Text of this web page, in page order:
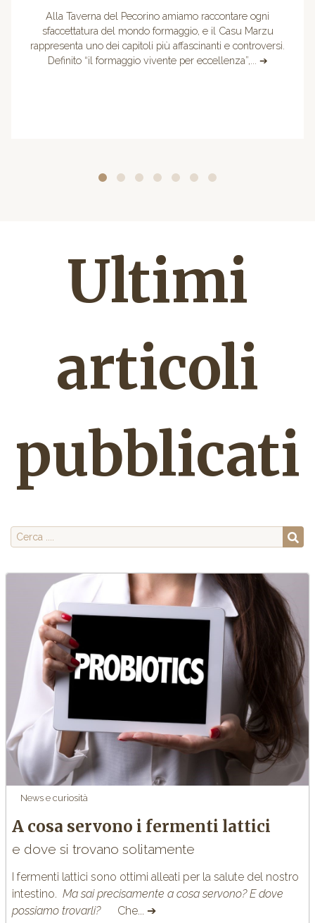
Alla Taverna del Pecorino amiamo raccontare ogni
sfaccettatura del mondo formaggio, e il Casu Marzu
rappresenta uno dei capitoli più affascinanti e controversi.
Definito “il formaggio vivente per eccellenza”,... ➔
Ultimi
articoli
pubblicati
News e curiosità
A cosa servono i fermenti lattici
e dove si trovano solitamente
I fermenti lattici sono ottimi alleati per la salute del nostro
intestino. Ma sai precisamente a cosa servono? E dove
possiamo trovarli?
Che... ➔